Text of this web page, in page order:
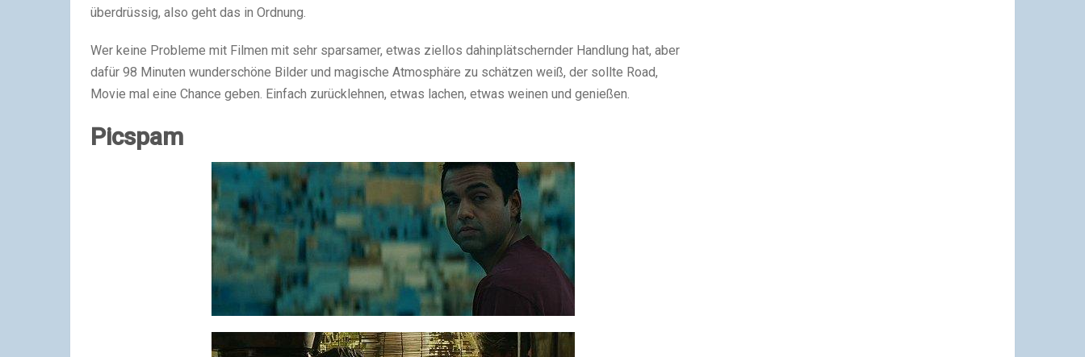
überdrüssig, also geht das in Ordnung.
Wer keine Probleme mit Filmen mit sehr sparsamer, etwas ziellos dahinplätschernder Handlung hat, aber
dafür 98 Minuten wunderschöne Bilder und magische Atmosphäre zu schätzen weiß, der sollte Road,
Movie mal eine Chance geben. Einfach zurücklehnen, etwas lachen, etwas weinen und genießen.
Picspam